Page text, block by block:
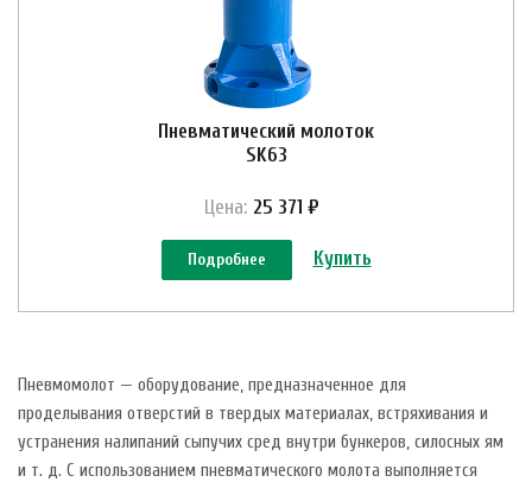
Пневматический молоток
SK63
Цена: 25 371 ₽
Подробнее Купить
Пневмомолот — оборудование, предназначенное для
проделывания отверстий в твердых материалах, встряхивания и
устранения налипаний сыпучих сред внутри бункеров, силосных ям
и т. д. С использованием пневматического молота выполняется